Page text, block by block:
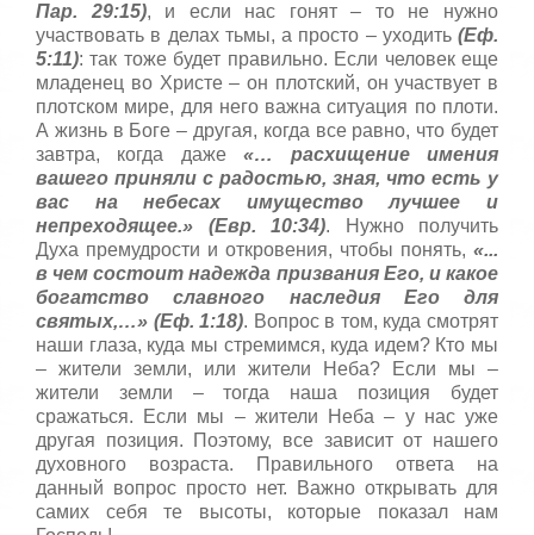
Пар. 29:15), и если нас гонят – то не нужно
участвовать в делах тьмы, а просто – уходить (Еф.
5:11): так тоже будет правильно. Если человек еще
младенец во Христе – он плотский, он участвует в
плотском мире, для него важна ситуация по плоти.
А жизнь в Боге – другая, когда все равно, что будет
завтра, когда даже«… расхищение имения
вашего приняли с радостью, зная, что есть у
вас на небесах имущество лучшее и
непреходящее.» (Евр. 10:34). Нужно получить
Духа премудрости и откровения, чтобы понять, «...
в чем состоит надежда призвания Его, и какое
богатство славного наследия Его для
святых,…» (Еф. 1:18). Вопрос в том, куда смотрят
наши глаза, куда мы стремимся, куда идем? Кто мы
– жители земли, или жители Неба? Если мы –
жители земли – тогда наша позиция будет
сражаться. Если мы – жители Неба – у нас уже
другая позиция. Поэтому, все зависит от нашего
духовного возраста. Правильного ответа на
данный вопрос просто нет. Важно открывать для
самих себя те высоты, которые показал нам